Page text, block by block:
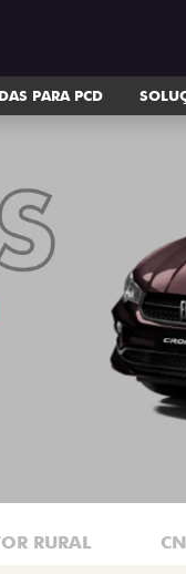
PARA PCD
RURAL